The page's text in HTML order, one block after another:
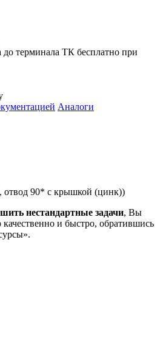
терминала ТК бесплатно при
Аналоги
отвод 90* с крышкой (цинк))
нестандартные задачи, Вы
качественно и быстро, обратившись